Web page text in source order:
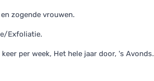
zogende vrouwen.
Exfoliatie.
per week, Het hele jaar door, 's Avonds.